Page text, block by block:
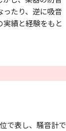
ったり、逆に吸音
績と経験をもと
で表し、騒音計で